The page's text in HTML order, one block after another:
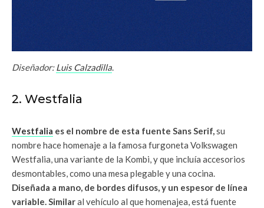
Diseñador: Luis Calzadilla.
2. Westfalia
Westfalia es el nombre de esta fuente Sans Serif,su
nombre hace homenaje a la famosa furgoneta Volkswagen
Westfalia, una variante de la Kombi, y que incluía accesorios
desmontables, como una mesa plegable y una cocina.
Diseñada a mano, de bordes difusos, y un espesor de línea
variable. Similaral vehículo al que homenajea, está fuente